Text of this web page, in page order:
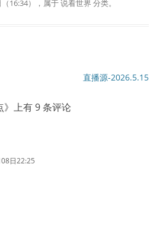
（16:34），属于说看世界 分类。
直播源-2026.5.15
》上有 9 条评论
日22:25